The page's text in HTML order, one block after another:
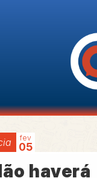
05
fev
haverá